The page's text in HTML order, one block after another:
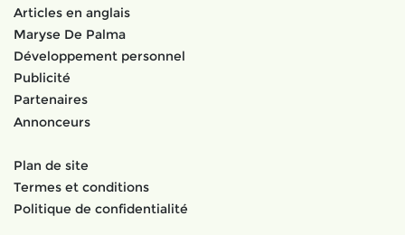
Articles en anglais
Maryse De Palma
Développement personnel
Publicité
Partenaires
Annonceurs
Plan de site
Termes et conditions
Politique de confidentialité